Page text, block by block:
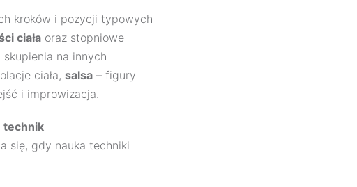
kroków i pozycji typowych
ciała oraz stopniowe
na innych
ciała, salsa – figury
i improwizacja.
technik
się, gdy nauka techniki